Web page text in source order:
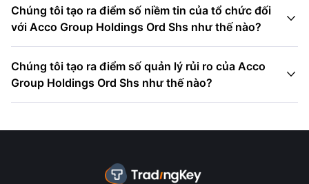
Chúng tôi tạo ra điểm số niềm tin của tổ chức đối
với Acco Group Holdings Ord Shs như thế nào?

Chúng tôi tạo ra điểm số quản lý rủi ro của Acco
Group Holdings Ord Shs như thế nào?
